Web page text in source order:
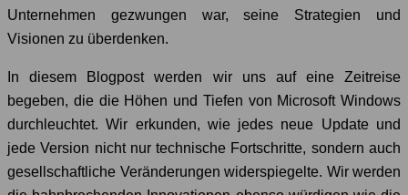
Unternehmen gezwungen war, seine Strategien und
Visionen zu überdenken.
In diesem Blogpost werden wir uns auf eine Zeitreise
begeben, die die Höhen und Tiefen von Microsoft Windows
durchleuchtet. Wir erkunden, wie jedes neue Update und
jede Version nicht nur technische Fortschritte, sondern auch
gesellschaftliche Veränderungen widerspiegelte. Wir werden